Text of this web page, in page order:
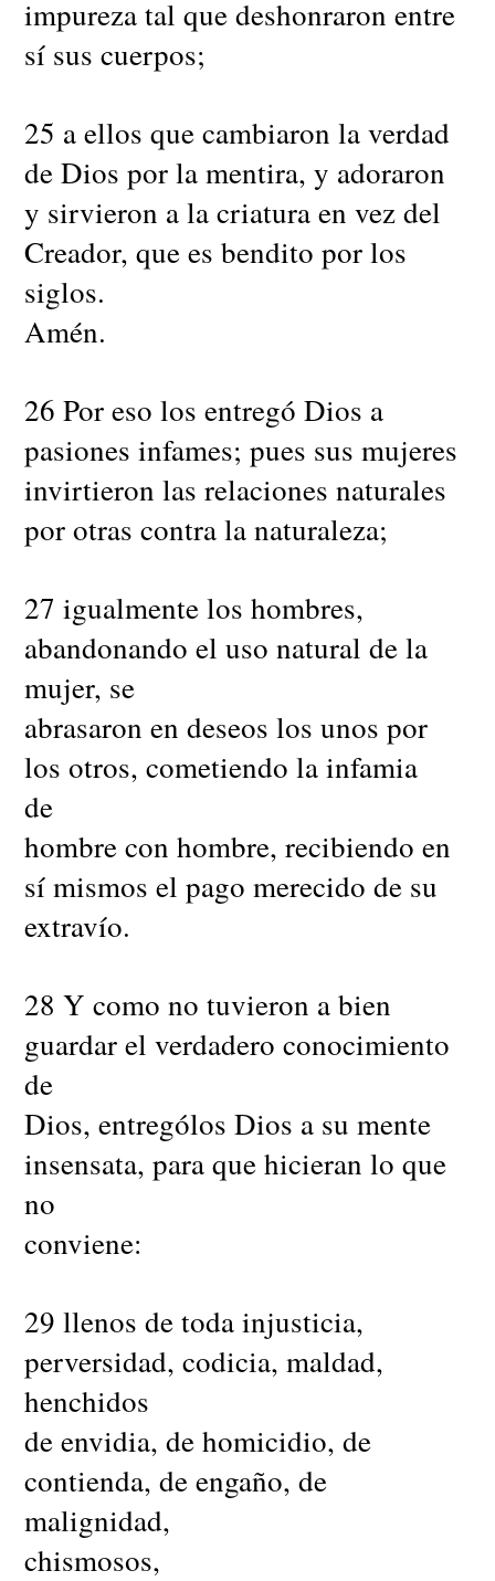
impureza tal que deshonraron entre
sí sus cuerpos;
25 a ellos que cambiaron la verdad
de Dios por la mentira, y adoraron
y sirvieron a la criatura en vez del
Creador, que es bendito por los
siglos.
Amén.
26 Por eso los entregó Dios a
pasiones infames; pues sus mujeres
invirtieron las relaciones naturales
por otras contra la naturaleza;
27 igualmente los hombres,
abandonando el uso natural de la
mujer, se
abrasaron en deseos los unos por
los otros, cometiendo la infamia
de
hombre con hombre, recibiendo en
sí mismos el pago merecido de su
extravío.
28 Y como no tuvieron a bien
guardar el verdadero conocimiento
de
Dios, entrególos Dios a su mente
insensata, para que hicieran lo que
no
conviene:
29 llenos de toda injusticia,
perversidad, codicia, maldad,
henchidos
de envidia, de homicidio, de
contienda, de engaño, de
malignidad,
chismosos,